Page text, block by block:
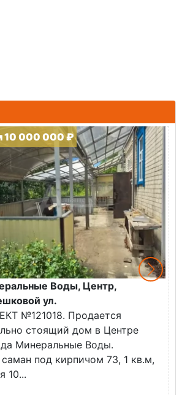
10 000 000 ₽
Воды, Центр,
ул.
№121018. Продается
стоящий дом в Центре
Минеральные Воды.
под кирпичом 73, 1 кв.м,
10...